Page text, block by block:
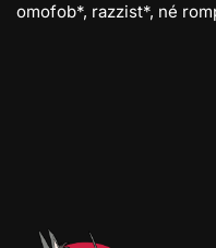
omofob*, razzist*, né